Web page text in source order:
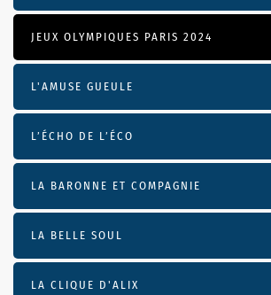
JEUX OLYMPIQUES PARIS 2024
L'AMUSE GUEULE
L’ÉCHO DE L’ÉCO
LA BARONNE ET COMPAGNIE
LA BELLE SOUL
LA CLIQUE D'ALIX